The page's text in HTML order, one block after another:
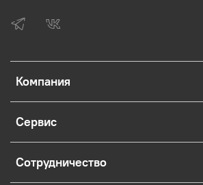
Компания
Сервис
Сотрудничество